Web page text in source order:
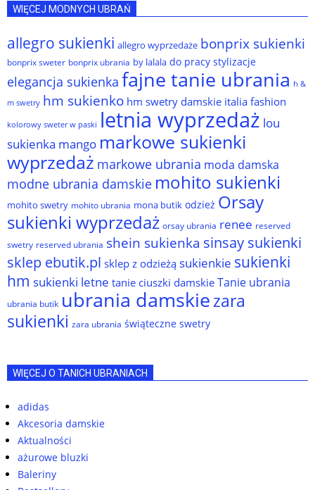
WIĘCEJ MODNYCH UBRAŃ
allegro sukienki allegro wyprzedaże bonprix sukienki
bonprix sweter bonprix ubrania by lalala do pracy stylizacje
elegancja sukienka fajne tanie ubrania h &
m swetry hm sukienko hm swetry damskie italia fashion
kolorowy sweter w paski letnia wyprzedaż lou
sukienka mango markowe sukienki
wyprzedaż markowe ubrania moda damska
modne ubrania damskie mohito sukienki
mohito swetry mohito ubrania mona butik odzież Orsay
sukienki wyprzedaż orsay ubrania renee reserved
swetry reserved ubrania shein sukienka sinsay sukienki
sklep ebutik.pl sklep z odzieżą sukienkie sukienki
hm sukienki letne tanie ciuszki damskie Tanie ubrania
ubrania butik ubrania damskiezara
sukienki zara ubrania świąteczne swetry
WIĘCEJ O TANICH UBRANIACH
adidas
Akcesoria damskie
Aktualności
ażurowe bluzki
Baleriny